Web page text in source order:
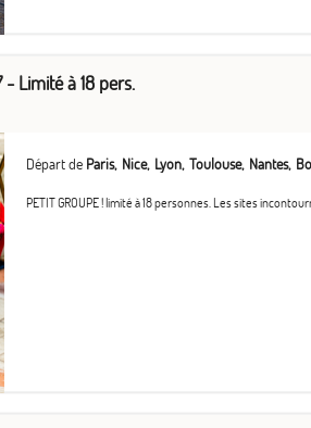
Limité à 18 pers.
Départ de Paris Nice Lyon Toulouse Nantes
PETIT GROUPE ! limité à 18 personnes. Les sites